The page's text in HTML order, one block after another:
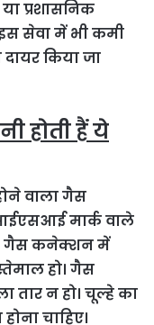
प्रशासनिक
सेवा में भी कमी
किया जा
होती हैं ये
वाला गैस
मार्क वाले
गैस कनेक्शन में
हो। गैस
तार न हो। चूल्हे का
चाहिए।